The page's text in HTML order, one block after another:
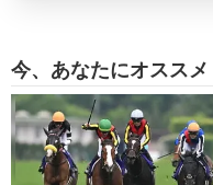
今、あなたにオススメ